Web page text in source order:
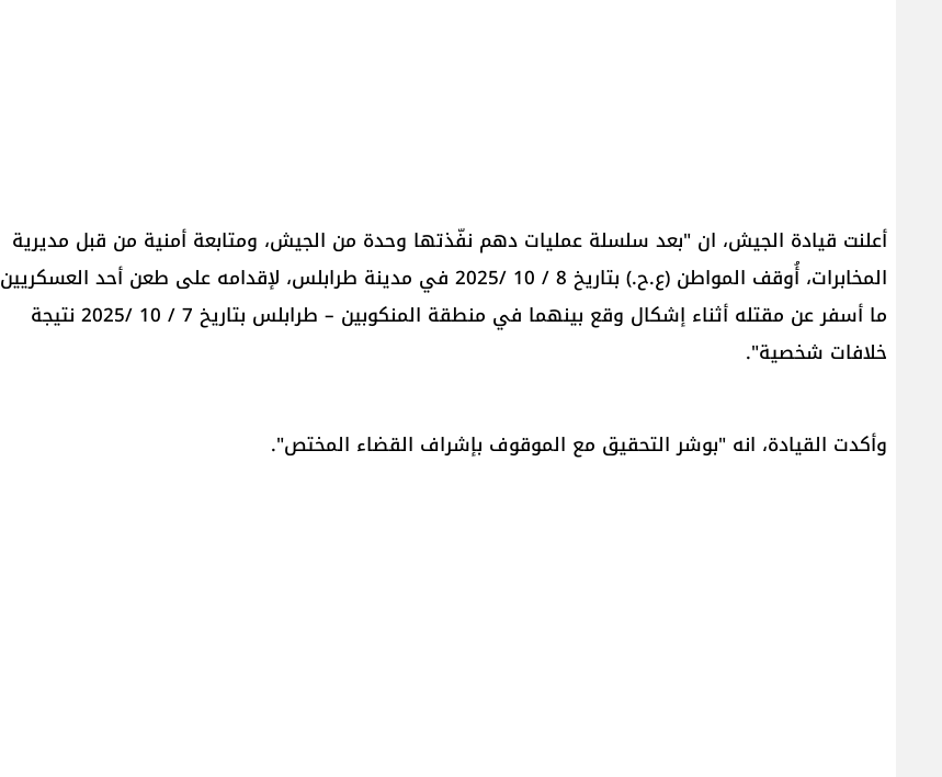
أعلنت قيادة الجيش، ان "بعد سلسلة عمليات دهم نفّذتها وحدة من الجيش، ومتابعة أمنية من قبل مديرية
المخابرات، أُوقف المواطن (ع.ح.) بتاريخ 8 / 10 /2025 في مدينة ​طرابلس​، لإقدامه على طعن أحد العسكريين
ما أسفر عن مقتله أثناء إشكال وقع بينهما في منطقة المنكوبين – طرابلس بتاريخ 7 / 10 /2025 نتيجة
خلافات شخصية".
وأكدت القيادة، انه "بوشر التحقيق مع الموقوف بإشراف القضاء المختص".